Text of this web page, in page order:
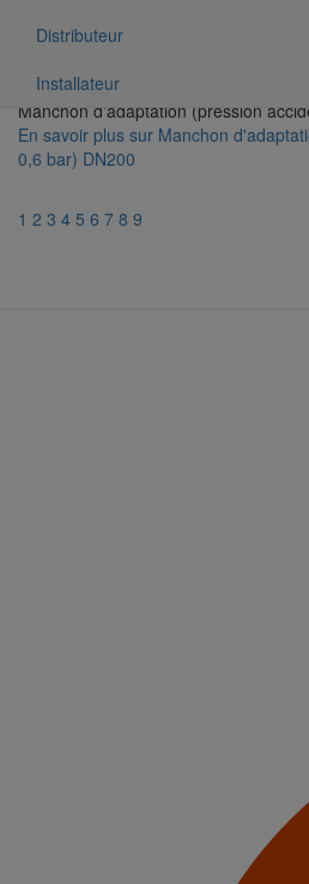
Distributeur
Installateur
Manchon d'adaptation (pression
En savoir plus sur Manchon
0,6 bar) DN200
1 2 3 4 5 6 7 8 9